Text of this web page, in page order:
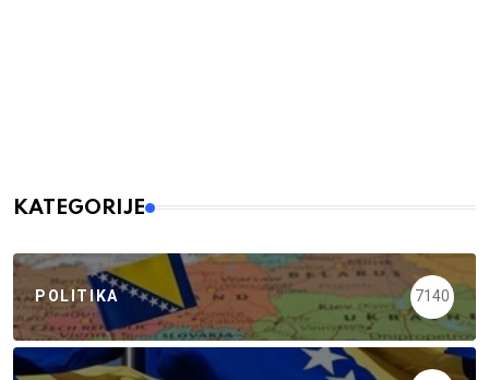
KATEGORIJE
POLITIKA 7140